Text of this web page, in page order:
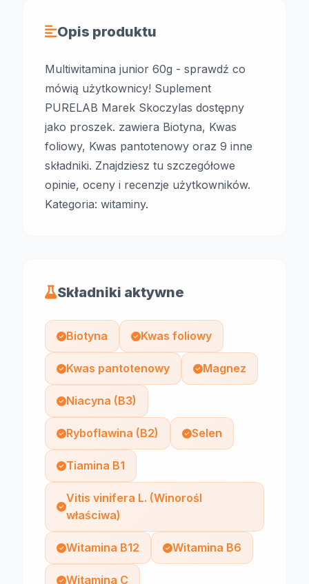
Opis produktu
Multiwitamina junior 60g - sprawdź co
mówią użytkownicy! Suplement
PURELAB Marek Skoczylas dostępny
jako proszek. zawiera Biotyna, Kwas
foliowy, Kwas pantotenowy oraz 9 inne
składniki. Znajdziesz tu szczegółowe
opinie, oceny i recenzje użytkowników.
Kategoria: witaminy.
Składniki aktywne
Biotyna Kwas foliowy
Kwas pantotenowy Magnez
Niacyna (B3)
Ryboflawina (B2) Selen
Tiamina B1
Vitis vinifera L. (Winorośl
właściwa)
Witamina B12 Witamina B6
Witamina C